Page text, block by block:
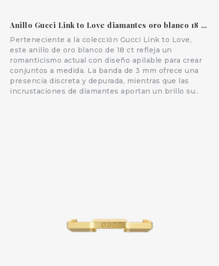
Anillo Gucci Link to Love diamantes oro blanco 18 ct apilable
Perteneciente a la colección Gucci Link to Love,
este anillo de oro blanco de 18 ct refleja un
romanticismo actual con diseño apilable para crear
conjuntos a medida. La banda de 3 mm ofrece una
presencia discreta y depurada, mientras que las
incrustaciones de diamantes aportan un brillo su..